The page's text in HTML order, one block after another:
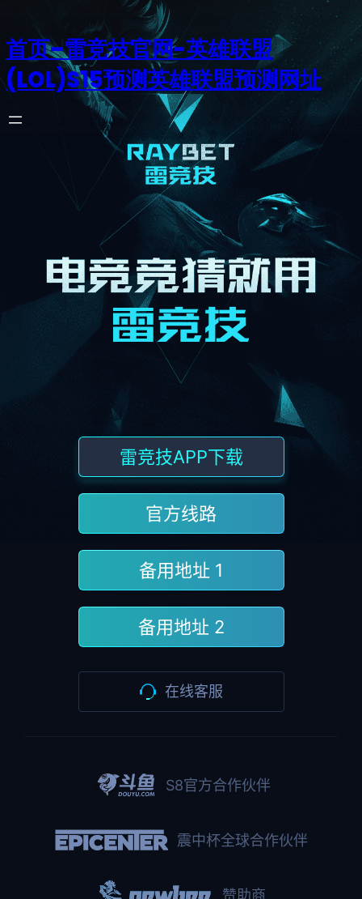
首页–雷竞技官网-英雄联盟
(LOL)S15预测英雄联盟预测网址